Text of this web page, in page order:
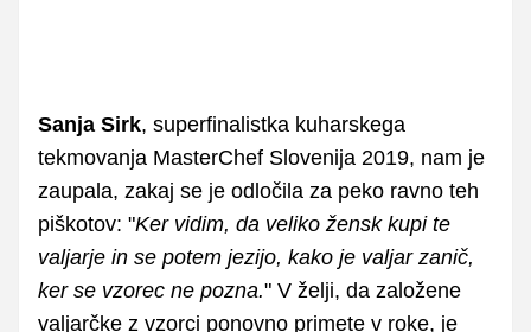
Sanja Sirk, superfinalistka kuharskega
tekmovanja MasterChef Slovenija 2019, nam je
zaupala, zakaj se je odločila za peko ravno teh
piškotov: "Ker vidim, da veliko žensk kupi te
valjarje in se potem jezijo, kako je valjar zanič,
ker se vzorec ne pozna." V želji, da založene
valjarčke z vzorci ponovno primete v roke, je